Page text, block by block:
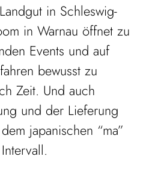
in Schleswig-
in Warnau öffnet zu
Events und auf
bewusst zu
Zeit. Und auch
und der Lieferung
japanischen “ma”